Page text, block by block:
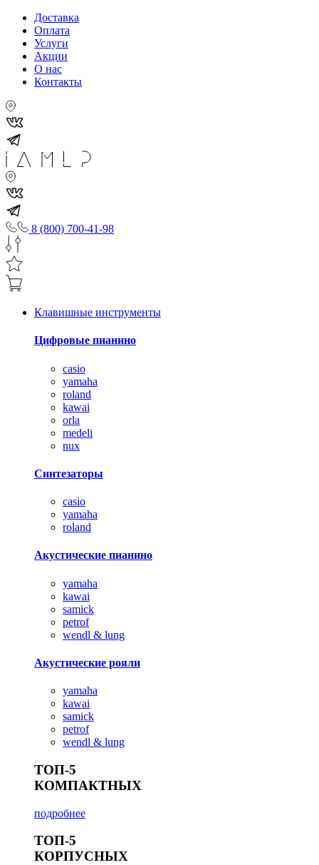
Доставка
Оплата
Услуги
Акции
О нас
Контакты
8 (800) 700-41-98
Клавишные инструменты
Цифровые пианино
casio
yamaha
roland
kawai
orla
medeli
nux
Синтезаторы
casio
yamaha
roland
Акустические пианино
yamaha
kawai
samick
petrof
wendl & lung
Акустические рояли
yamaha
kawai
samick
petrof
wendl & lung
ТОП-5
КОМПАКТНЫХ
подробнее
ТОП-5
КОРПУСНЫХ